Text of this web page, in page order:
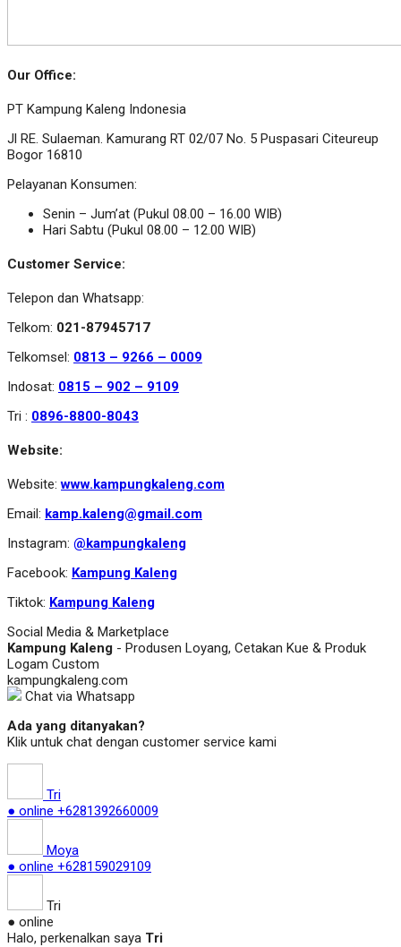
Our Office:
PT Kampung Kaleng Indonesia
Jl RE. Sulaeman. Kamurang RT 02/07 No. 5 Puspasari Citeureup
Bogor 16810
Pelayanan Konsumen:
Senin – Jum’at (Pukul 08.00 – 16.00 WIB)
Hari Sabtu (Pukul 08.00 – 12.00 WIB)
Customer Service:
Telepon dan Whatsapp:
Telkom: 021-87945717
Telkomsel: 0813 – 9266 – 0009
Indosat: 0815 – 902 – 9109
Tri : 0896-8800-8043
Website:
Website:www.kampungkaleng.com
Email: kamp.kaleng@gmail.com
Instagram: @kampungkaleng
Facebook: Kampung Kaleng
Tiktok: Kampung Kaleng
Social Media & Marketplace
Kampung Kaleng - Produsen Loyang, Cetakan Kue & Produk
Logam Custom
kampungkaleng.com
Chat via Whatsapp
Ada yang ditanyakan?
Klik untuk chat dengan customer service kami
Tri
● online +6281392660009
Moya
● online +628159029109
Tri
● online
Halo, perkenalkan saya Tri